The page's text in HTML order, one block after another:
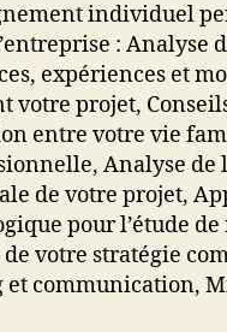
individuel
: Analyse
expériences et
votre projet,
entre votre vie
Analyse de
de votre projet,
pour l’étude de
votre stratégie
communication,